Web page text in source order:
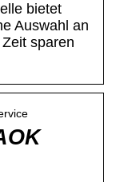
bietet
Auswahl an
sparen